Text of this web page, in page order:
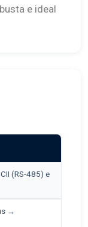
e ideal
(RS-485) e
→